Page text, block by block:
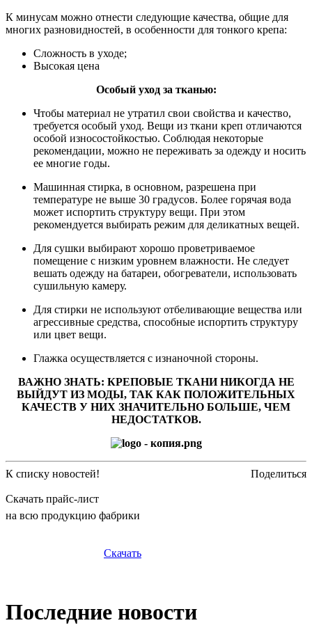
К минусам можно отнести следующие качества, общие для
многих разновидностей, в особенности для тонкого крепа:
Сложность в уходе;
Высокая цена
Особый уход за тканью:
Чтобы материал не утратил свои свойства и качество,
требуется особый уход. Вещи из ткани креп отличаются
особой износостойкостью. Соблюдая некоторые
рекомендации, можно не переживать за одежду и носить
ее многие годы.
Машинная стирка, в основном, разрешена при
температуре не выше 30 градусов. Более горячая вода
может испортить структуру вещи. При этом
рекомендуется выбирать режим для деликатных вещей.
Для сушки выбирают хорошо проветриваемое
помещение с низким уровнем влажности. Не следует
вешать одежду на батареи, обогреватели, использовать
сушильную камеру.
Для стирки не используют отбеливающие вещества или
агрессивные средства, способные испортить структуру
или цвет вещи.
Глажка осуществляется с изнаночной стороны.
ВАЖНО ЗНАТЬ: КРЕПОВЫЕ ТКАНИ НИКОГДА НЕ
ВЫЙДУТ ИЗ МОДЫ, ТАК КАК ПОЛОЖИТЕЛЬНЫХ
КАЧЕСТВ У НИХ ЗНАЧИТЕЛЬНО БОЛЬШЕ, ЧЕМ
НЕДОСТАТКОВ.
К списку новостей! Поделиться
Скачать прайс-лист
на всю продукцию фабрики
Скачать
Последние новости